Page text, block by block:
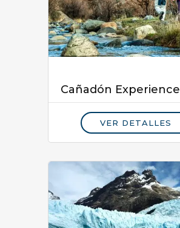
Cañadón Experience
VER DETALLES